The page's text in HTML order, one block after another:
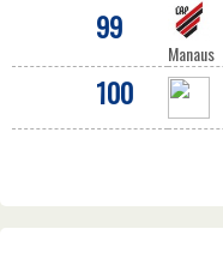
99
Manaus
100